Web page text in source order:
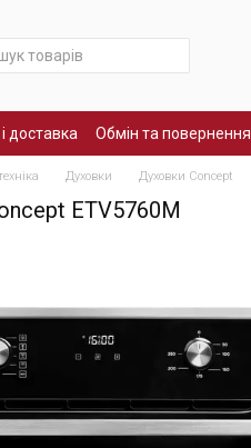
доставка Обмін та повернення
Духовки Духовки Concept
ETV5760M